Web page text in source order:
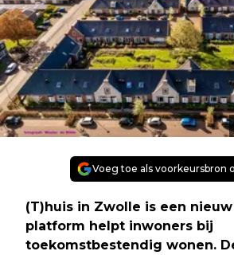
Voeg toe als voorkeursbron
(T)huis in Zwolle is een
platform helpt inwoners bij
toekomstbestendig wonen.